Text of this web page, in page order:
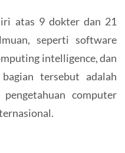
atas 9 dokter dan 21
seperti software
intelligence, dan
tersebut adalah
computer